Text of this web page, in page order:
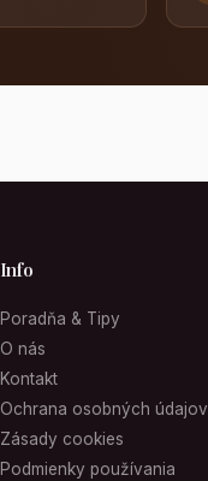
Info
Poradňa & Tipy
O nás
Kontakt
Ochrana osobných údajov
Zásady cookies
Podmienky používania